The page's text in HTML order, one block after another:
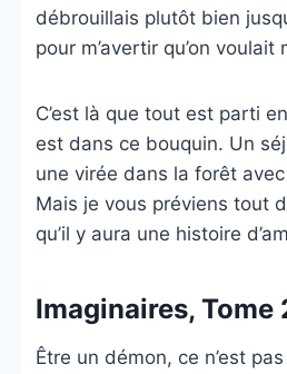
débrouillais plutôt bien
pour m’avertir qu’on voulait
C’est là que tout est parti
est dans ce bouquin. Un
une virée dans la forêt
Mais je vous préviens tout
qu’il y aura une histoire
Imaginaires,
Être un démon, ce n’est